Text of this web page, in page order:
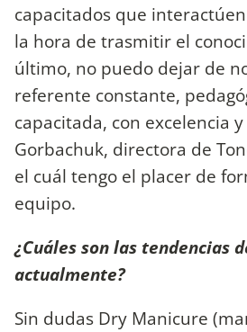
capacitados que
la hora de trasmitir el
último, no puedo dejar de
referente constante,
capacitada, con excelencia
Gorbachuk, directora de
el cuál tengo el placer de
equipo.
¿Cuáles son las tendencias
actualmente?
Sin dudas Dry Manicure